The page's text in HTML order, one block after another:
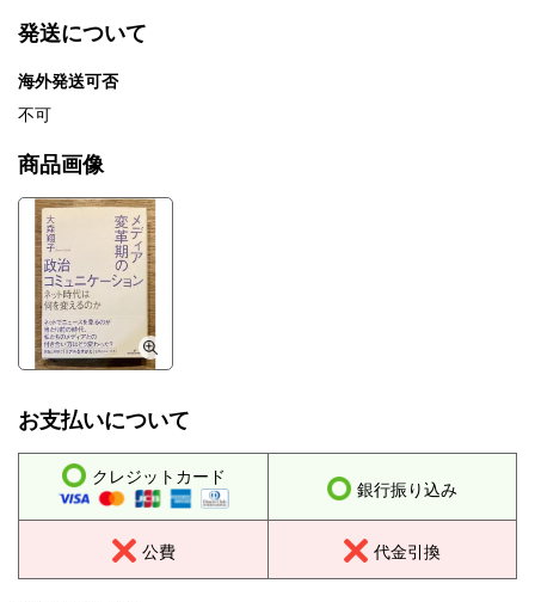
発送について
海外発送可否
不可
商品画像
お支払いについて
クレジットカード
銀行振り込み
公費 代金引換